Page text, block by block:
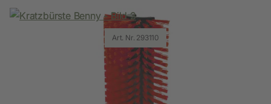
Art. Nr. 293110
Art. Nr. 293110